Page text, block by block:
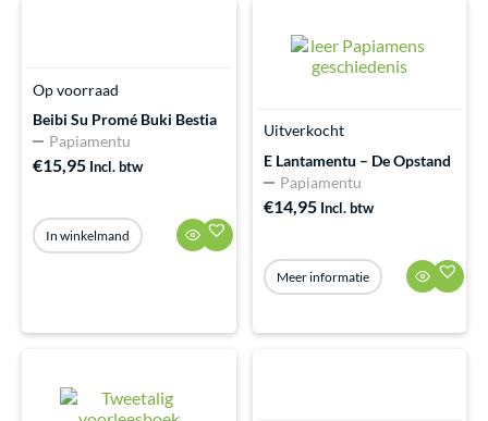
Op voorraad
Beibi Su Promé Buki Bestia
Papiamentu
€15,95 Incl. btw
In winkelmand
Uitverkocht
E Lantamentu – De Opstand
Papiamentu
€14,95 Incl. btw
Meer informatie